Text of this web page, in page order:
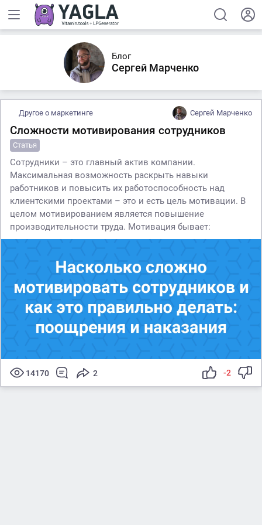
Блог
Сергей Марченко
Другое о маркетинге Сергей Марченко
Сложности мотивирования сотрудников
Статья
Сотрудники – это главный актив компании.
Максимальная возможность раскрыть навыки
работников и повысить их работоспособность над
клиентскими проектами – это и есть цель мотивации. В
целом мотивированием является повышение
производительности труда. Мотивация бывает:
14170 2 -2